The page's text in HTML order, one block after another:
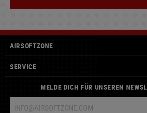
AIRSOFTZONE
SERVICE
MELDE DICH FÜR UNSEREN